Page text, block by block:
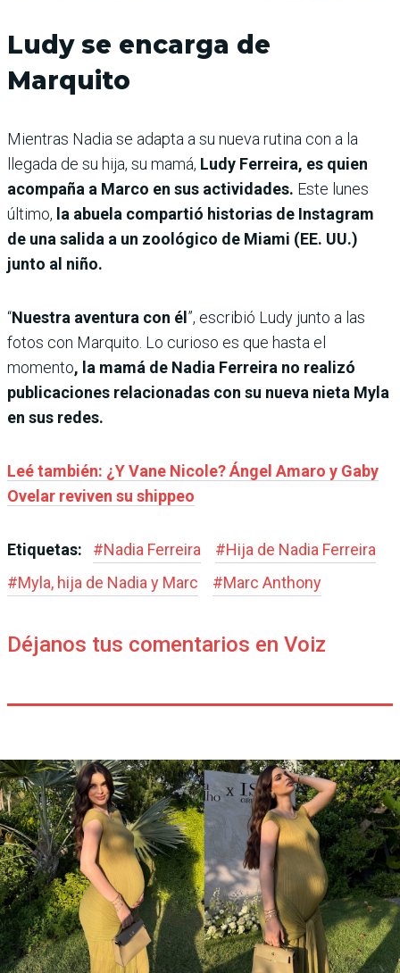
Ludy se encarga de
Marquito
Mientras Nadia se adapta a su nueva rutina con a la
llegada de su hija, su mamá, Ludy Ferreira, es quien
acompaña a Marco en sus actividades. Este lunes
último, la abuela compartió historias de Instagram
de una salida a un zoológico de Miami (EE. UU.)
junto al niño.
“Nuestra aventura con él ”, escribió Ludy junto a las
fotos con Marquito. Lo curioso es que hasta el
momento, la mamá de Nadia Ferreira no realizó
publicaciones relacionadas con su nueva nieta Myla
en sus redes.
Leé también: ¿Y Vane Nicole? Ángel Amaro y Gaby
Ovelar reviven su shippeo
Etiquetas: #Nadia Ferreira #Hija de Nadia Ferreira
#Myla, hija de Nadia y Marc #Marc Anthony
Déjanos tus comentarios en Voiz